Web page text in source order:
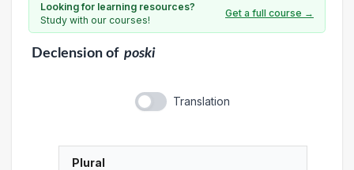
Looking for learning resources?
Study with our courses!
Get a full course →
Declensionof poski
Translation
Plural